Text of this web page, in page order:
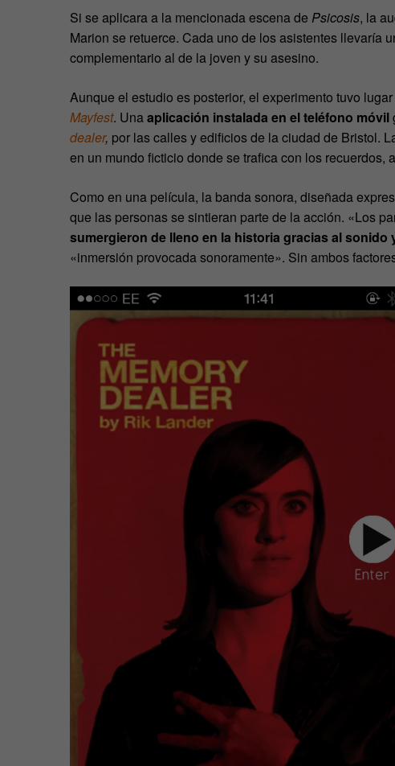
Si se aplicara a la mencionada escena de Psicosis, la
Marion se retuerce. Cada uno de los asistentes llevaría
complementario al de la joven y su asesino.
Aunque el estudio es posterior, el experimento tuvo
Mayfest. Unaaplicación instalada en el teléfono móvil
dealer, por las calles y edificios de la ciudad de Bristol.
en un mundo ficticio donde se trafica con los recuerdos,
Como en una película, la banda sonora, diseñada
que las personas se sintieran parte de la acción. «Los
sumergieron de lleno en la historia gracias al sonido
«inmersión provocada sonoramente». Sin ambos